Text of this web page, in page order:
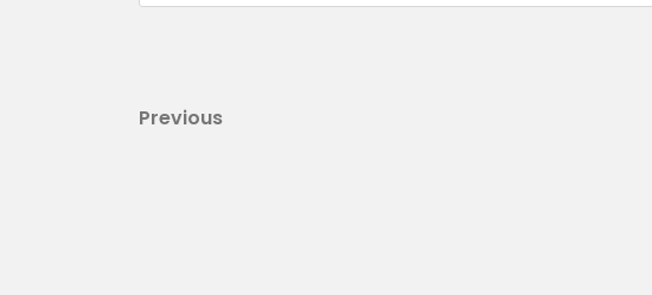
Beitragsnavigation
Previous
Previous